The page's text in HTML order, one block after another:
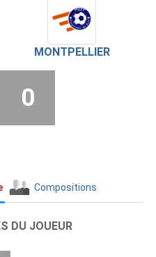
MONTPELLIER
0
Compositions
DU JOUEUR